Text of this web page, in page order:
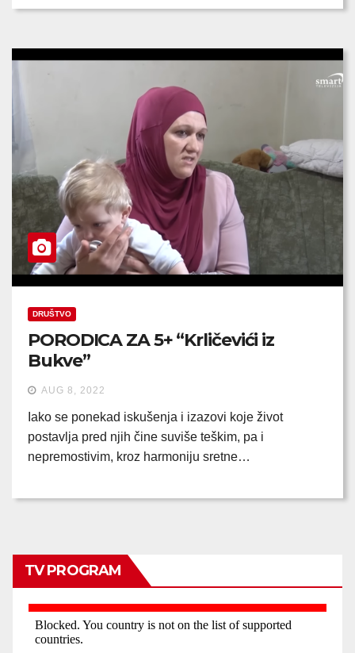
DRUŠTVO
PORODICA ZA 5+ “Krličevići iz
Bukve”
AUG 8, 2022
Iako se ponekad iskušenja i izazovi koje život
postavlja pred njih čine suviše teškim, pa i
nepremostivim, kroz harmoniju sretne…
TV PROGRAM